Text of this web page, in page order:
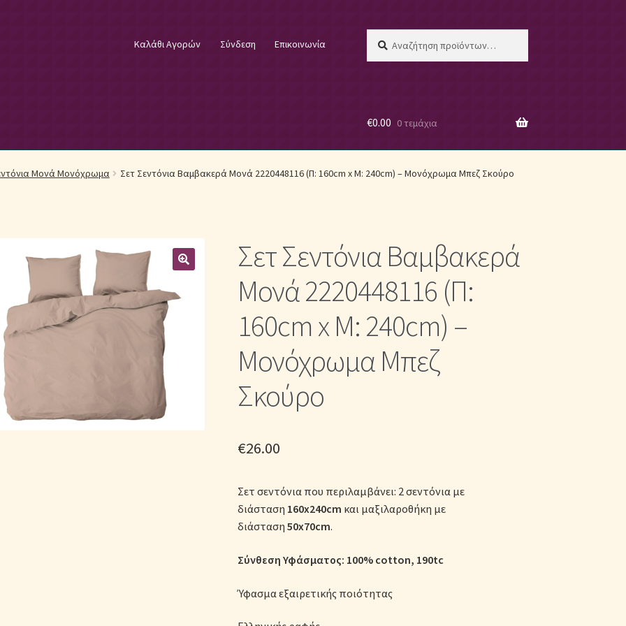
Καλάθι Αγορών Σύνδεση Επικοινωνία
για:
Λευκά Είδη Επικοινωνία Επιστροφές Προϊόντων Η εταιρία μας
Μονόχρωμα Κουβερλί με Διαχρονική Κομψότητα
Μονόχρωμα Σετ Σεντόνια Μονόχρωμες Παπλωματοθήκες
Λευκά ΕίδηΠαπλώματα για Ζεστασιά & Άνεση Παπλωματοθήκες
Σεντόνια Σετ
€0.00 0 τεμάχια
Μονά Μονόχρωμα Σετ Σεντόνια Βαμβακερά Μονά 2220448116 (Π: 160cm x Μ: 240cm) – Μονόχρωμα Μπεζ Σκούρο
Σετ Σεντόνια Βαμβακερά
Μονά 2220448116 (Π:
160cm x Μ: 240cm) –
Μονόχρωμα Μπεζ
Σκούρο
€26.00
Σετ σεντόνια που περιλαμβάνει: 2 σεντόνια με
διάσταση 160x240cm και μαξιλαροθήκη με
διάσταση 50x70cm.
Σύνθεση Υφάσματος: 100% cotton, 190tc
Ύφασμα εξαιρετικής ποιότητας